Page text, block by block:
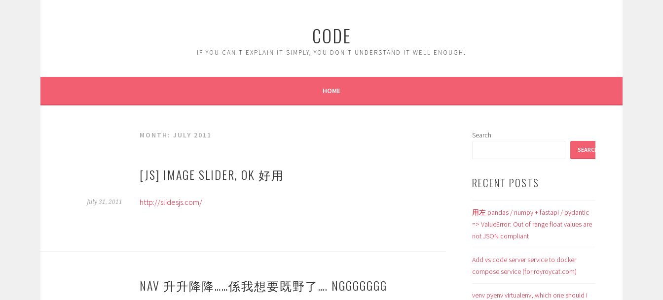
CODE
IF YOU CAN'T EXPLAIN IT SIMPLY, YOU DON'T UNDERSTAND IT WELL ENOUGH.
HOME
MONTH: JULY 2011
[JS] IMAGE SLIDER, OK 好用
July 31, 2011 http://slidesjs.com/
NAV 升升降降……係我想要既野了…. NGGGGGGG
Search
SEARCH
RECENT POSTS
用左 pandas / numpy + fastapi / pydantic
=> ValueError: Out of range float values are
not JSON compliant
Add vs code server service to docker
compose service (for royroycat.com)
venv pyenv virtualenv, which one should i